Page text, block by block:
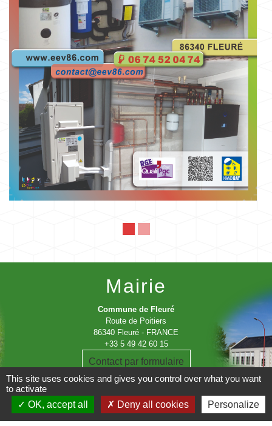
Mairie
Commune de Fleuré
Route de Poitiers
86340 Fleuré - FRANCE
+33 5 49 42 60 15
Contact par formulaire
This site uses cookies and gives you control over what you want
to activate
OK, accept all
Deny all cookies Personalize